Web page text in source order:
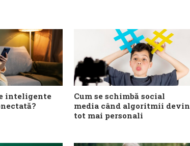
inteligente
Cum se schimbă social
media când algoritmii devin
tot mai personali